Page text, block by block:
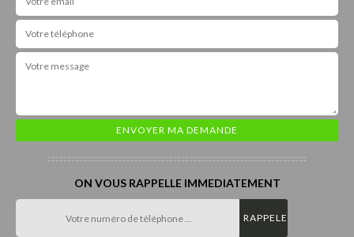
ON VOUS RAPPELLE IMMEDIATEMENT